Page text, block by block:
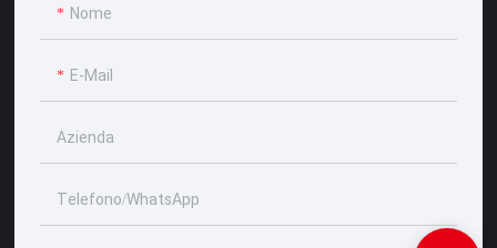
Nome
E-Mail
Azienda
Telefono/WhatsApp